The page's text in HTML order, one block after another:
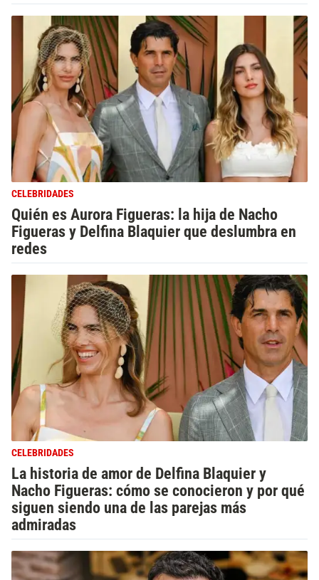
CELEBRIDADES
Quién es Aurora Figueras: la hija de Nacho
Figueras y Delfina Blaquier que deslumbra en
redes
CELEBRIDADES
La historia de amor de Delfina Blaquier y
Nacho Figueras: cómo se conocieron y por qué
siguen siendo una de las parejas más
admiradas